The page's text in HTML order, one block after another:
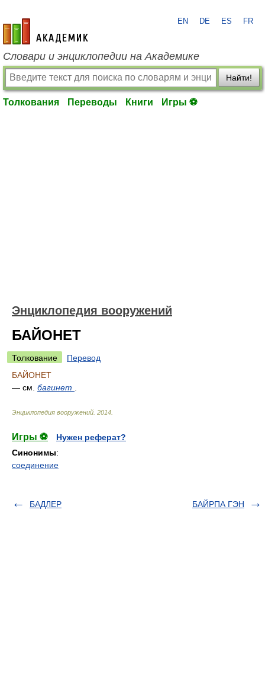
academic.ru
EN DE ES FR
Словари и энциклопедии на Академике
Найти!
Толкования Переводы Книги Игры ⚽
Энциклопедия вооружений
БАЙОНЕТ
Толкование
Перевод
БАЙОНЕТ
— см. багинет
Энциклопедия вооружений 2014
Игры ⚽
Нужен реферат?
Синонимы:
соединение
БАДЛЕР БАЙРПА ГЭН